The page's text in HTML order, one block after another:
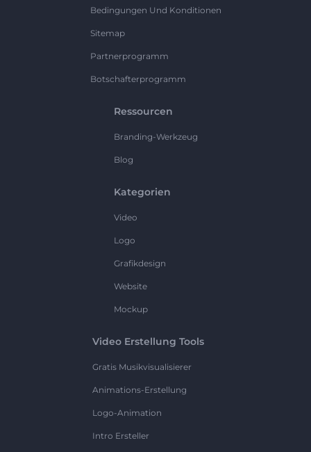
Bedingungen Und Konditionen
Sitemap
Partnerprogramm
Botschafterprogramm
Ressourcen
Branding-Werkzeug
Blog
Kategorien
Video
Logo
Grafikdesign
Website
Mockup
Video Erstellung Tools
Gratis Musikvisualisierer
Animations-Erstellung
Logo-Animation
Intro Ersteller